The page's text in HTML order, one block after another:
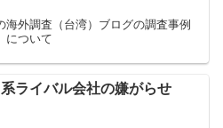
外調査（台湾）ブログの調査事例
について
ライバル会社の嫌がらせ